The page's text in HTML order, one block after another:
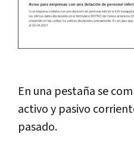
En una pestaña se
activo y pasivo
pasado.